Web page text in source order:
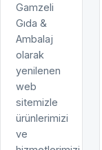
Gamzeli
Gıda &
Ambalaj
olarak
yenilenen
web
sitemizle
ürünlerimizi
ve